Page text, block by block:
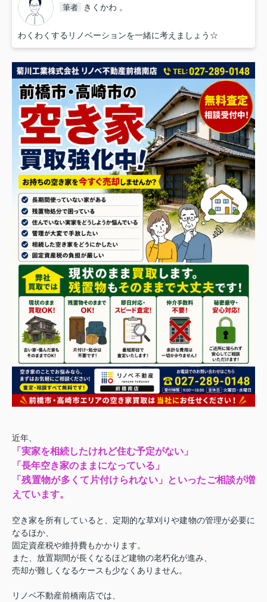
筆者 きくかわ 。
わくわくするリノベーションを一緒に考えましょう☆
近年、
「実家を相続したけれど住む予定がない」
「長年空き家のままになっている」
「残置物が多くて片付けられない」といったご相談が増
えています。
空き家を所有していると、定期的な草刈りや建物の管理が必要に
なるほか、
固定資産税や維持費もかかります。
また、放置期間が長くなるほど建物の老朽化が進み、
売却が難しくなるケースも少なくありません。
リノベ不動産前橋南店では、